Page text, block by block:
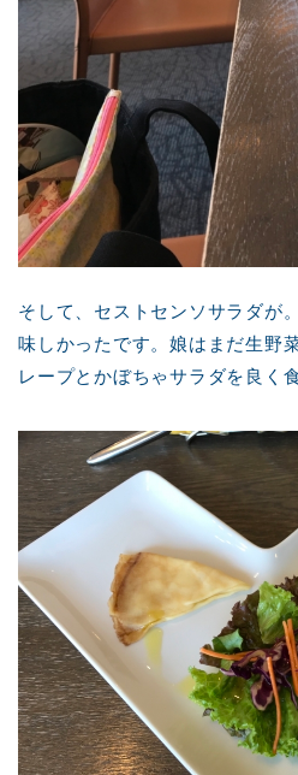
そして、セストセンソサラダが
味しかったです。娘はまだ生野
レープとかぼちゃサラダを良く